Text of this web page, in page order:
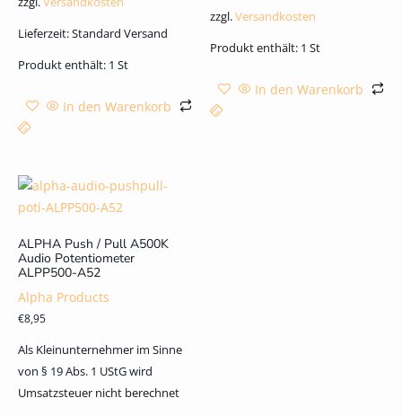
Lieferzeit:Standard Versand
Produkt enthält: 1 St
In den Warenkorb
zzgl.Versandkosten
Produkt enthält: 1 St
In den Warenkorb
ALPHA Push / Pull A500K
Audio Potentiometer
ALPP500-A52
Alpha Products
€8,95
Als Kleinunternehmer im Sinne
von § 19 Abs. 1 UStG wird
Umsatzsteuer nicht berechnet